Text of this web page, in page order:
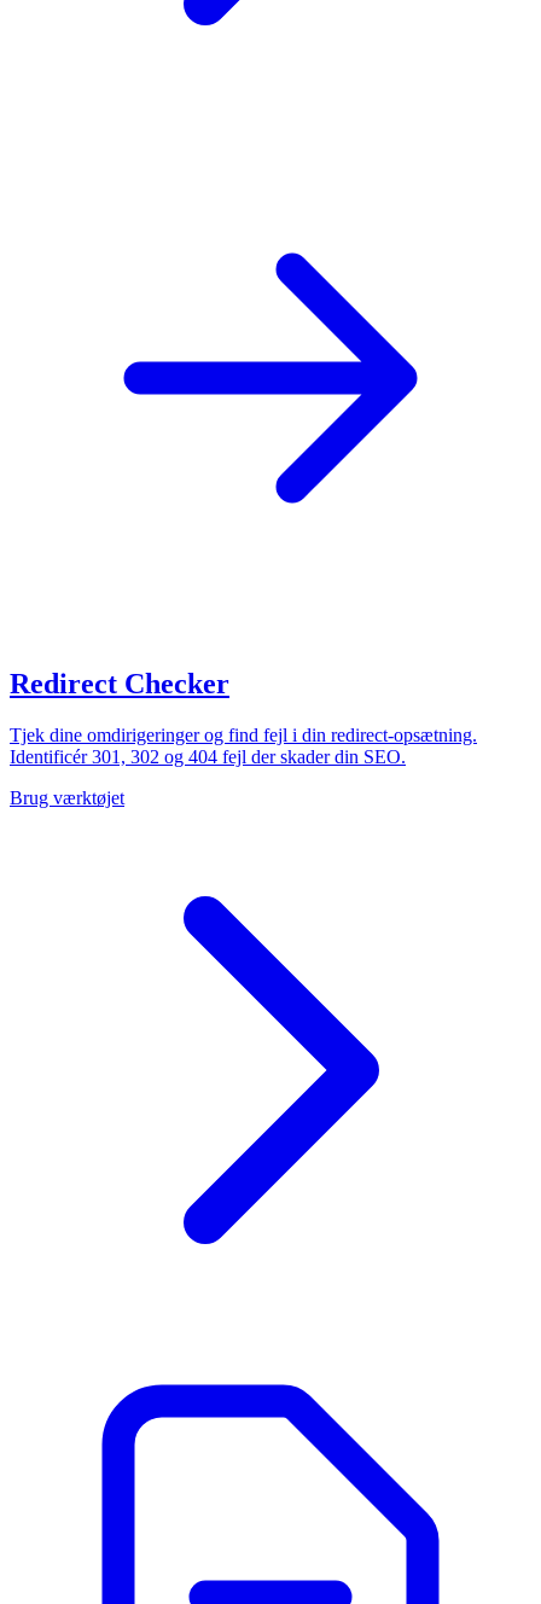
Redirect Checker
Tjek dine omdirigeringer og find fejl i din redirect-opsætning.
Identificér 301, 302 og 404 fejl der skader din SEO.
Brug værktøjet